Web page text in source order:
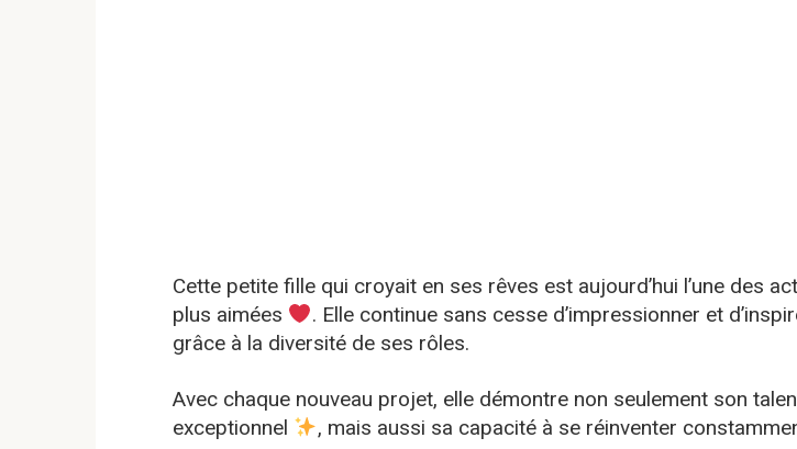
Cette petite fille qui croyait en ses rêves est aujourd’hui l’une des
plus aimées
. Elle continue sans cesse d’impressionner et
grâce à la diversité de ses rôles.
Avec chaque nouveau projet, elle démontre non seulement son
exceptionnel
, mais aussi sa capacité à se réinventer